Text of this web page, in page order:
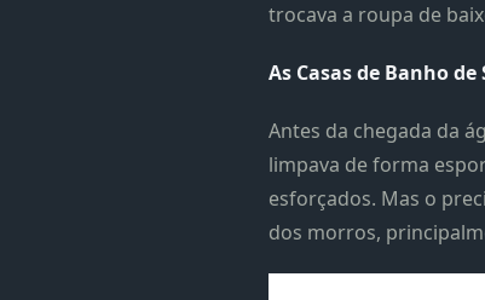
trocava a roupa de
As Casas de Banho de
Antes da chegada da
limpava de forma
esforçados. Mas o
dos morros,